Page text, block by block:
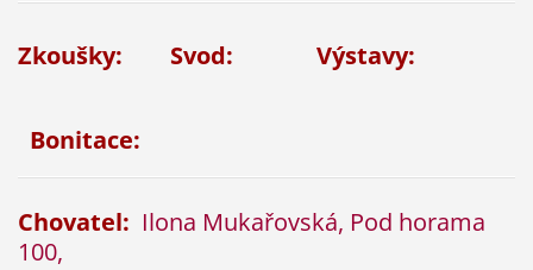
Zkoušky: Svod: Výstavy:
Bonitace:
Chovatel: Ilona Mukařovská, Pod horama
100,